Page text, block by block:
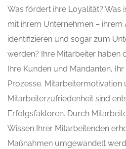
Was fördert ihre Loyalität? Was
mit ihrem Unternehmen – ihrem
identifizieren und sogar zum
werden? Ihre Mitarbeiter haben
Ihre Kunden und Mandanten,
Prozesse. Mitarbeitermotivation
Mitarbeiterzufriedenheit sind
Erfolgsfaktoren. Durch
Wissen Ihrer Mitarbeitenden
Maßnahmen umgewandelt